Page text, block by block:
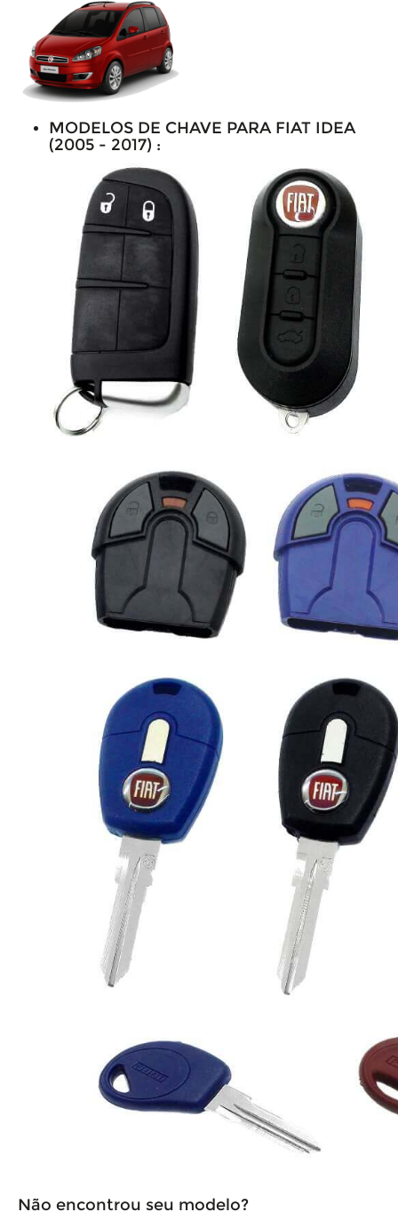
MODELOS DE CHAVE PARA FIAT IDEA
(2005 - 2017) :
Não encontrou seu modelo?